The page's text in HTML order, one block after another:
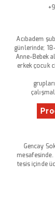
Acıbadem
günlerinde;
Anne-Bebek
erkek çocuk
Gencay
tesis içinde